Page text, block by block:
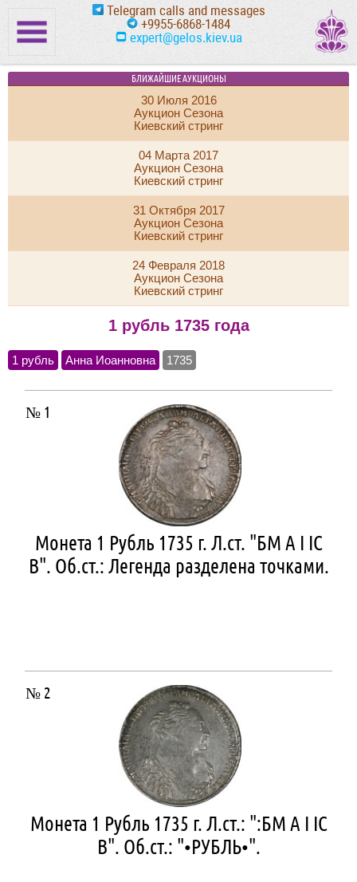
Telegram calls and messages
+9955-6868-1484
expert@gelos.kiev.ua
БЛИЖАЙШИЕ АУКЦИОНЫ
30 Июля 2016
Аукцион Сезона
Киевский стринг
04 Марта 2017
Аукцион Сезона
Киевский стринг
31 Октября 2017
Аукцион Сезона
Киевский стринг
24 Февраля 2018
Аукцион Сезона
Киевский стринг
1 рубль 1735 года
1 рубль Анна Иоанновна 1735
№ 1
Монета 1 Рубль 1735 г. Л.ст. "БМ А I IС
В". Об.ст.: Легенда разделена точками.
№ 2
Монета 1 Рубль 1735 г. Л.ст.: ":БМ А I IС
В". Об.ст.: "•РУБЛЬ•".